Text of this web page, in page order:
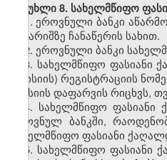
მუხლი 8. სახელმწიფო
1. ეროვნული ბანკი
ანგარიშზე ჩანაწერის სახით.
2. ეროვნული ბანკი
3. სახელმწიფო ფასიანი
(ემისიის) რეგისტრაციის
ემისიის დაფარვის რიცხვს,
4. სახელმწიფო ფასიანი
ეროვნულ ბანკში,
სახელმწიფო ფასიანი
5. სახელმწიფო